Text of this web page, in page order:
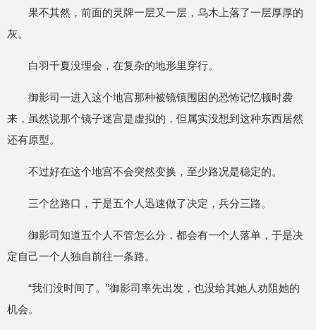
果不其然，前面的灵牌一层又一层，乌木上落了一层厚厚的
灰。
白羽千夏没理会，在复杂的地形里穿行。
御影司一进入这个地宫那种被镜镇围困的恐怖记忆顿时袭
来，虽然说那个镜子迷宫是虚拟的，但属实没想到这种东西居然
还有原型。
不过好在这个地宫不会突然变换，至少路况是稳定的。
三个岔路口，于是五个人迅速做了决定，兵分三路。
御影司知道五个人不管怎么分，都会有一个人落单，于是决
定自己一个人独自前往一条路。
“我们没时间了。”御影司率先出发，也没给其她人劝阻她的
机会。